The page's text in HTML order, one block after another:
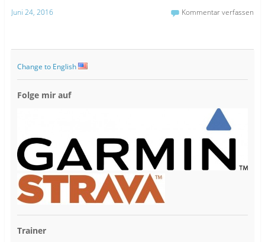
Juni 24, 2016 Kommentar verfassen
Change to English
Folge mir auf
Trainer